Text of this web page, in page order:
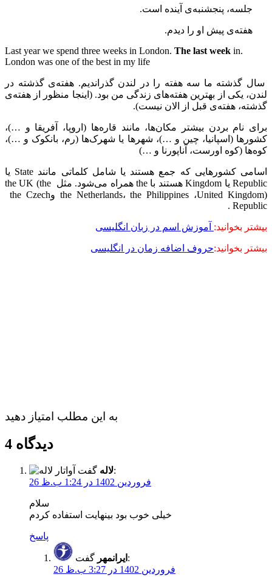
جلسه، پنجشنبه‌ی آینده است.
هفته‌ی پیش او را دیدم.
.Last year we spend three weeks in London.
The last week in
London was one of the best in my life
سال گذشته ما سه هفته را در لندن گذراندیم. هفته‌ی گذشته در
لندن، یکی از بهترین هفته‌های زندگی من بود. (اینجا منظور از هفته‌ی
گذشته،‌ هفته‌ی قبل از الان نیست).
برای نام بردن بیشتر مکان‌ها، مانند قاره‌ها (اروپا، آفریقا و …)،
کشورها (اسپانیا، چین و …)، شهرها یا شهرک‌ها (رم، بانکوک و …)،
کوه‌ها (کوه اورست، آناپورنا و …)
اسامی کشورهایی که جمع هستند یا شامل کلماتی مانند State یا
Republicیا Kingdomهستند باthe همراه می‌شود. مثلthe UK (the
United Kingdom)، the Philippines ،the Netherlands وthe Czech
Republic
.
بیشتر بخوانید: آموزش اسم در زبان انگلیسی
بیشتر بخوانید:حروف اضافه زمان در انگلیسی
به این مطلب امتیاز دهید
4 دیدگاه
لالهگفت:
26 فروردین 1402 در 1:24 ب.ظ
سلام
خیلی خوب بود بینهایت استفاده کردم
پاسخ
ایرانمهر گفت:
26 فروردین 1402 در 3:27 ب.ظ